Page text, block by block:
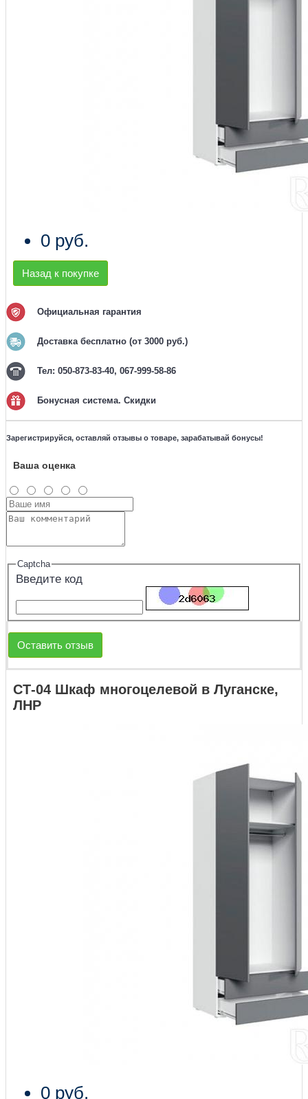
0 руб.
Назад к покупке
Официальная гарантия
Доставка бесплатно (от 3000 руб.)
Тел: 050-873-83-40, 067-999-58-86
Бонусная система. Скидки
Зарегистрируйся, оставляй отзывы о товаре, зарабатывай бонусы!
Ваша оценка
Captcha
Введите код
Оставить отзыв
СТ-04 Шкаф многоцелевой в Луганске,
ЛНР
0 руб.